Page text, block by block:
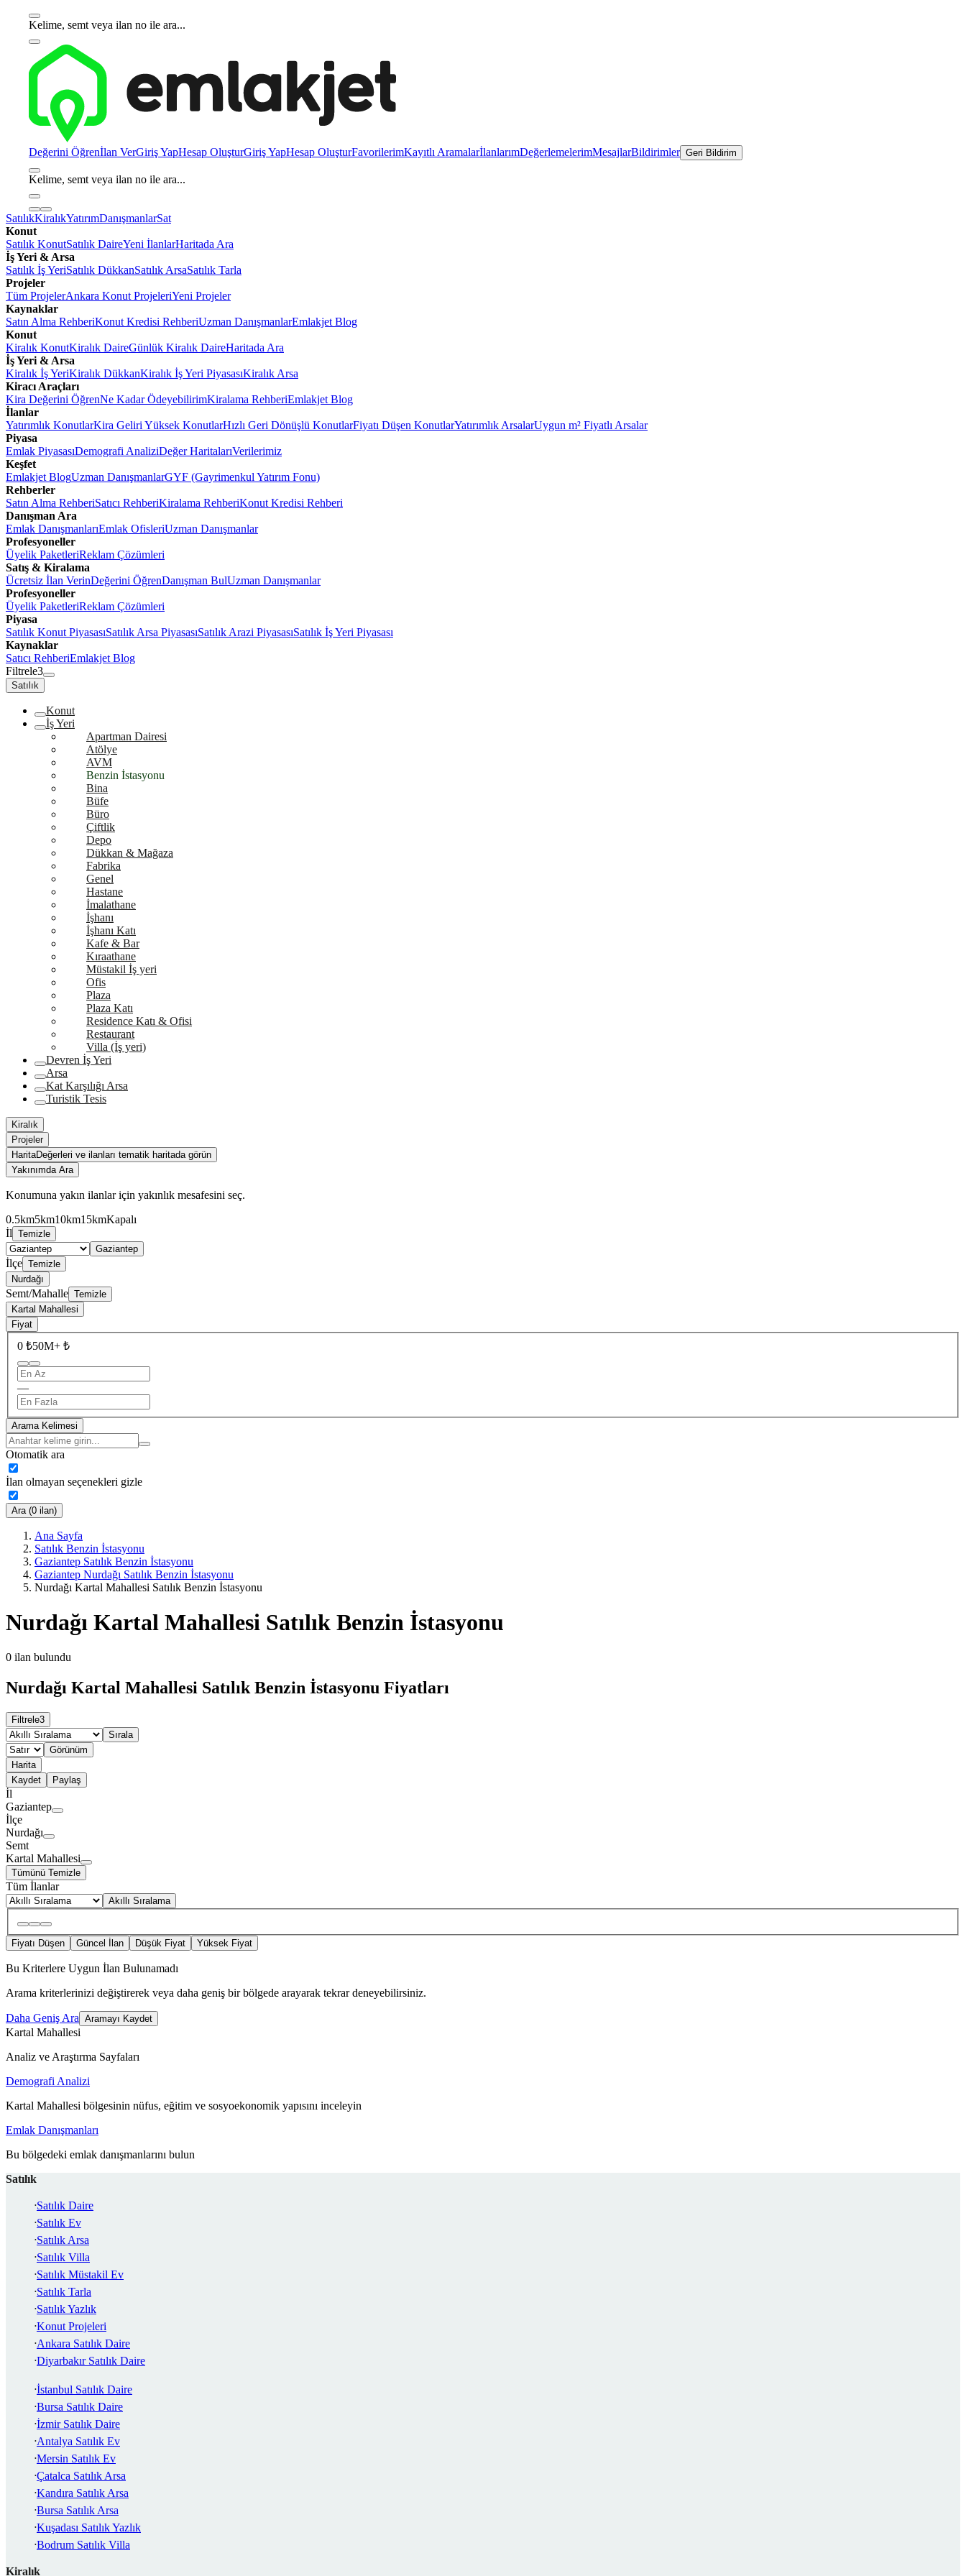
Kelime, semt veya ilan no ile ara...
Değerini Öğrenİlan VerGiriş YapHesap OluşturGiriş YapHesap OluşturFavorilerimKayıtlı AramalarİlanlarımDeğerlemelerimMesajlarBildirimler Geri Bildirim
Kelime, semt veya ilan no ile ara...
SatılıkKiralıkYatırımDanışmanlarSat
Konut
Satılık KonutSatılık DaireYeni İlanlarHaritada Ara
İş Yeri & Arsa
Satılık İş YeriSatılık DükkanSatılık ArsaSatılık Tarla
Projeler
Tüm ProjelerAnkara Konut ProjeleriYeni Projeler
Kaynaklar
Satın Alma RehberiKonut Kredisi RehberiUzman DanışmanlarEmlakjet Blog
Konut
Kiralık KonutKiralık DaireGünlük Kiralık DaireHaritada Ara
İş Yeri & Arsa
Kiralık İş YeriKiralık DükkanKiralık İş Yeri PiyasasıKiralık Arsa
Kiracı Araçları
Kira Değerini ÖğrenNe Kadar ÖdeyebilirimKiralama RehberiEmlakjet Blog
İlanlar
Yatırımlık KonutlarKira Geliri Yüksek KonutlarHızlı Geri Dönüşlü KonutlarFiyatı Düşen KonutlarYatırımlık ArsalarUygun m² Fiyatlı Arsalar
Piyasa
Emlak PiyasasıDemografi AnaliziDeğer HaritalarıVerilerimiz
Keşfet
Emlakjet BlogUzman DanışmanlarGYF (Gayrimenkul Yatırım Fonu)
Rehberler
Satın Alma RehberiSatıcı RehberiKiralama RehberiKonut Kredisi Rehberi
Danışman Ara
Emlak DanışmanlarıEmlak OfisleriUzman Danışmanlar
Profesyoneller
Üyelik PaketleriReklam Çözümleri
Satış & Kiralama
Ücretsiz İlan VerinDeğerini ÖğrenDanışman BulUzman Danışmanlar
Profesyoneller
Üyelik PaketleriReklam Çözümleri
Piyasa
Satılık Konut PiyasasıSatılık Arsa PiyasasıSatılık Arazi PiyasasıSatılık İş Yeri Piyasası
Kaynaklar
Satıcı RehberiEmlakjet Blog
Filtrele3
Satılık
Konut
İş Yeri
Apartman Dairesi
Atölye
AVM
Benzin İstasyonu
Bina
Büfe
Büro
Çiftlik
Depo
Dükkan & Mağaza
Fabrika
Genel
Hastane
İmalathane
İşhanı
İşhanı Katı
Kafe & Bar
Kıraathane
Müstakil İş yeri
Ofis
Plaza
Plaza Katı
Residence Katı & Ofisi
Restaurant
Villa (İş yeri)
Devren İş Yeri
Arsa
Kat Karşılığı Arsa
Turistik Tesis
Kiralık
Projeler
HaritaDeğerleri ve ilanları tematik haritada görün
Yakınımda Ara
Konumuna yakın ilanlar için yakınlık mesafesini seç.
0.5km5km10km15kmKapalı
İl Temizle
Gaziantep
İlçe Temizle
Nurdağı
Semt/Mahalle Temizle
Kartal Mahallesi
Fiyat
0 ₺50M+ ₺
—
Arama Kelimesi
Otomatik ara
İlan olmayan seçenekleri gizle
Ara (0 ilan)
Ana Sayfa
Satılık Benzin İstasyonu
Gaziantep Satılık Benzin İstasyonu
Gaziantep Nurdağı Satılık Benzin İstasyonu
Nurdağı Kartal Mahallesi Satılık Benzin İstasyonu
Nurdağı Kartal Mahallesi Satılık Benzin İstasyonu
0 ilan bulundu
Nurdağı Kartal Mahallesi Satılık Benzin İstasyonu Fiyatları
Filtrele3
Sırala
Görünüm
Harita
Kaydet
Paylaş
İl
Gaziantep
İlçe
Nurdağı
Semt
Kartal Mahallesi
Tümünü Temizle
Tüm İlanlar
Akıllı Sıralama
Fiyatı Düşen Güncel İlan Düşük Fiyat Yüksek Fiyat
Bu Kriterlere Uygun İlan Bulunamadı
Arama kriterlerinizi değiştirerek veya daha geniş bir bölgede arayarak tekrar deneyebilirsiniz.
Daha Geniş Ara Aramayı Kaydet
Kartal Mahallesi
Analiz ve Araştırma Sayfaları
Demografi Analizi
Kartal Mahallesi bölgesinin nüfus, eğitim ve sosyoekonomik yapısını inceleyin
Emlak Danışmanları
Bu bölgedeki emlak danışmanlarını bulun
Satılık
Satılık Daire
Satılık Ev
Satılık Arsa
Satılık Villa
Satılık Müstakil Ev
Satılık Tarla
Satılık Yazlık
Konut Projeleri
Ankara Satılık Daire
Diyarbakır Satılık Daire
İstanbul Satılık Daire
Bursa Satılık Daire
İzmir Satılık Daire
Antalya Satılık Ev
Mersin Satılık Ev
Çatalca Satılık Arsa
Kandıra Satılık Arsa
Bursa Satılık Arsa
Kuşadası Satılık Yazlık
Bodrum Satılık Villa
Kiralık